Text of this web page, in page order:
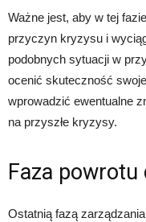
Ważne jest, aby w tej
przyczyn kryzysu i
podobnych sytuacji w
ocenić skuteczność
wprowadzić ewentualne
na przyszłe kryzysy.
Faza
Ostatnią fazą